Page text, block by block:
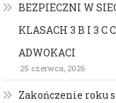
BEZPIECZNI W
KLASACH 3 B I 3 C
ADWOKACI
25 czerwca, 2026
Zakończenie roku